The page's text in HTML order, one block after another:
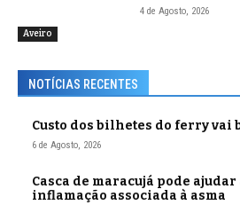
Aveiro
4 de Agosto, 2026
NOTÍCIAS RECENTES
Custo dos bilhetes do ferry vai
6 de Agosto, 2026
Casca de maracujá pode
inflamação associada à asma